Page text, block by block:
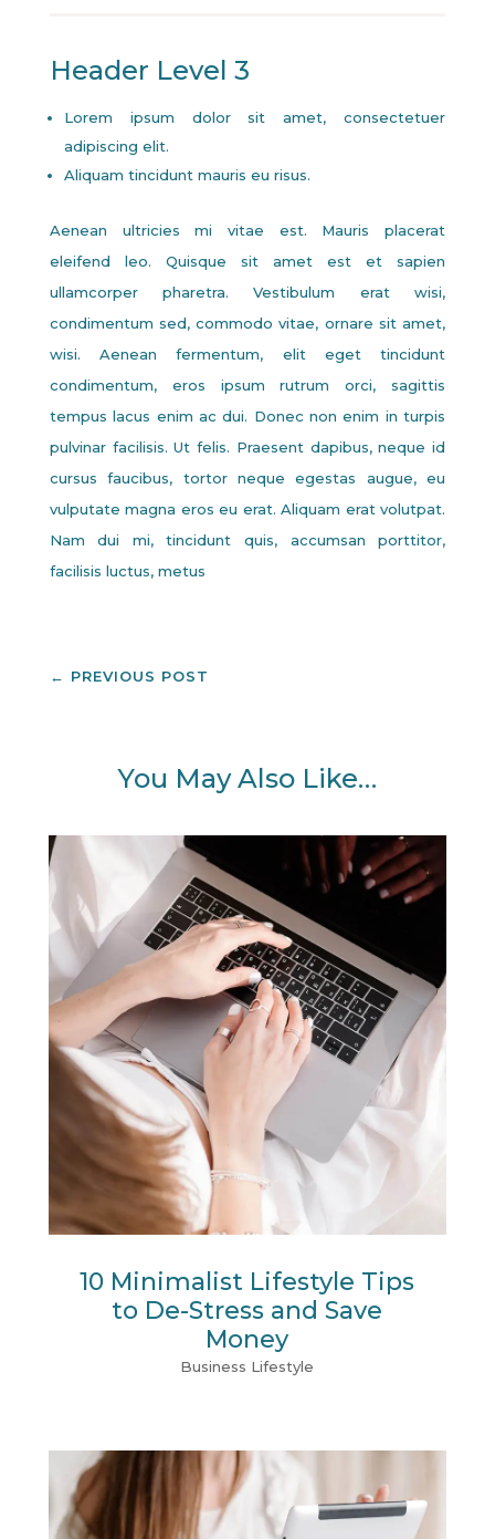
Header Level 3
Lorem ipsum dolor sit amet, consectetuer
adipiscing elit.
Aliquam tincidunt mauris eu risus.
Aenean ultricies mi vitae est. Mauris placerat
eleifend leo. Quisque sit amet est et sapien
ullamcorper pharetra. Vestibulum erat wisi,
condimentum sed, commodo vitae, ornare sit amet,
wisi. Aenean fermentum, elit eget tincidunt
condimentum, eros ipsum rutrum orci, sagittis
tempus lacus enim ac dui. Donec non enim in turpis
pulvinar facilisis. Ut felis. Praesent dapibus, neque id
cursus faucibus, tortor neque egestas augue, eu
vulputate magna eros eu erat. Aliquam erat volutpat.
Nam dui mi, tincidunt quis, accumsan porttitor,
facilisis luctus, metus
← PREVIOUS POST
You May Also Like…
10 Minimalist Lifestyle Tips
to De-Stress and Save
Money
Business Lifestyle